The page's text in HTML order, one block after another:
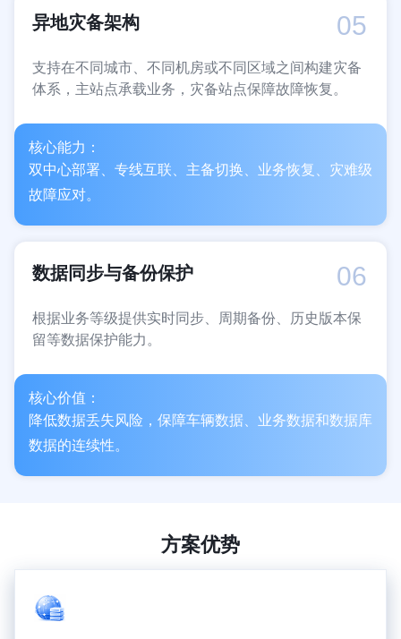
05
异地灾备架构
支持在不同城市、不同机房或不同区域之间构建灾备
体系，主站点承载业务，灾备站点保障故障恢复。
核心能力：
双中心部署、专线互联、主备切换、业务恢复、灾难级
故障应对。
06
数据同步与备份保护
根据业务等级提供实时同步、周期备份、历史版本保
留等数据保护能力。
核心价值：
降低数据丢失风险，保障车辆数据、业务数据和数据库
数据的连续性。
方案优势